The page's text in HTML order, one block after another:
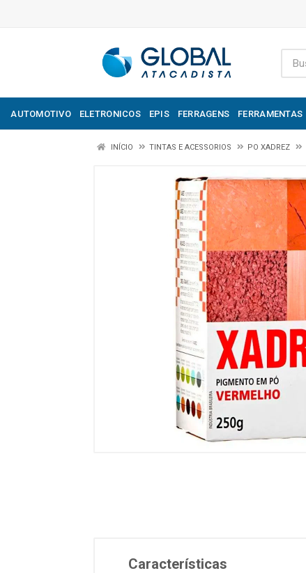
AUTOMOTIVO ELETRONICOS EPIS FERRAGENS FERRAMENTAS
INÍCIO TINTAS E ACESSORIOS PO XADREZ
Características